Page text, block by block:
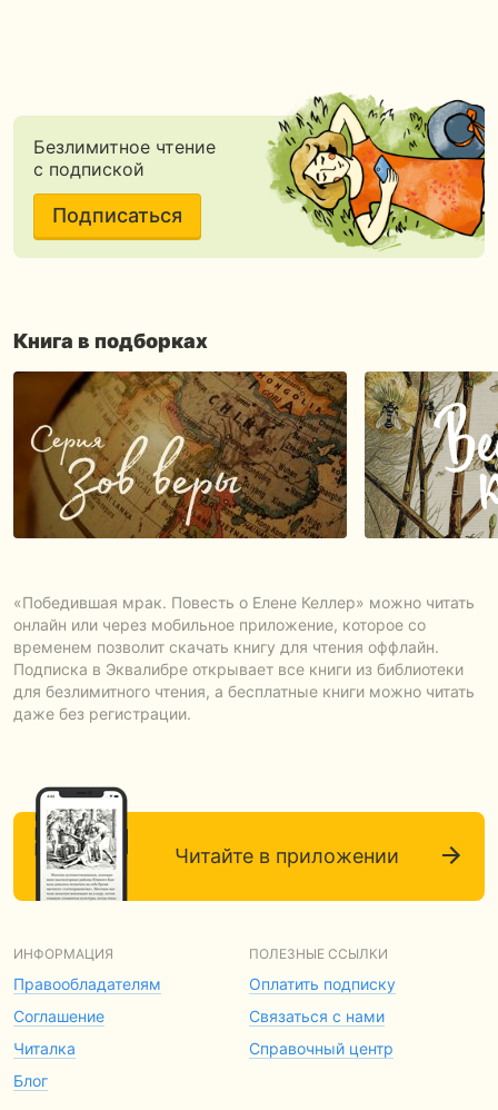
Безлимитное чтение
с подпиской
Подписаться
Книга в подборках
«Победившая мрак. Повесть о Елене Келлер» можно читать
онлайн или через мобильное приложение, которое со
временем позволит скачать книгу для чтения оффлайн.
Подписка в Эквалибре открывает все книги из библиотеки
для безлимитного чтения, а бесплатные книги можно читать
даже без регистрации.
Читайте в приложении
ИНФОРМАЦИЯ
Правообладателям
Соглашение
Читалка
Блог
ПОЛЕЗНЫЕ ССЫЛКИ
Оплатить подписку
Связаться с нами
Справочный центр